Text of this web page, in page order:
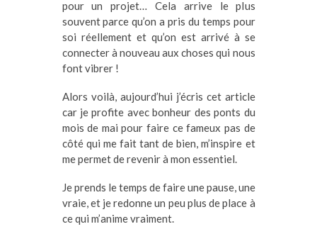
pour un projet… Cela arrive le plus
souvent parce qu’on a pris du temps pour
soi réellement et qu’on est arrivé à se
connecter à nouveau aux choses qui nous
font vibrer !
Alors voilà, aujourd’hui j’écris cet article
car je profite avec bonheur des ponts du
mois de mai pour faire ce fameux pas de
côté qui me fait tant de bien, m’inspire et
me permet de revenir à mon essentiel.
Je prends le temps de faire une pause, une
vraie, et je redonne un peu plus de place à
ce qui m’anime vraiment.